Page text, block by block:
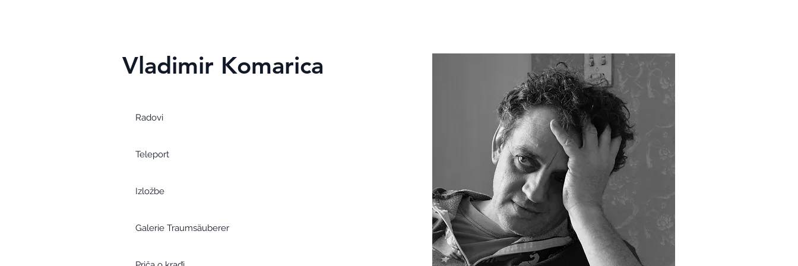
Vladimir Komarica
Radovi
Teleport
Izložbe
Galerie Traumsäuberer